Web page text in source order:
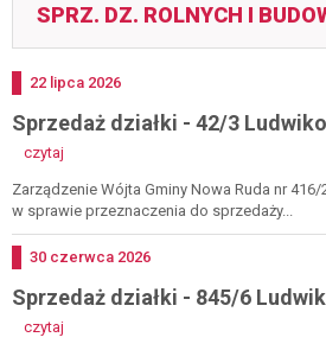
SPRZ. DZ. ROLNYCH I
Dodano
22 lipca 2026
Sprzedaż działki - 42/3
czytaj
działki
-
ludwikowice
-
Zarządzenie Wójta Gminy Nowa Ruda nr
w sprawie przeznaczenia do sprzedaży...
Dodano
30 czerwca 2026
Sprzedaż działki - 845/6
czytaj